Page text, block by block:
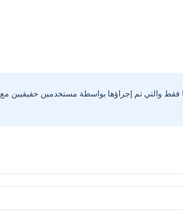
والتي تم إجراؤها بواسطة مستخدمين حقيقيين مع